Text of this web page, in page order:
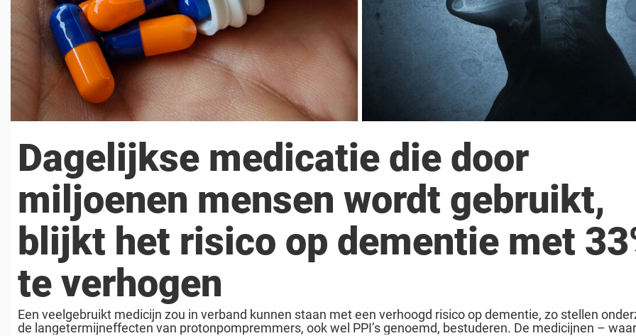
Dagelijkse medicatie die door
miljoenen mensen wordt gebruikt,
blijkt het risico op dementie met
te verhogen
Een veelgebruikt medicijn zou in verband kunnen staan met een verhoogd risico op dementie, zo stellen
de langetermijneffecten van protonpompremmers, ook wel PPI’s genoemd, bestuderen. De medicijnen –